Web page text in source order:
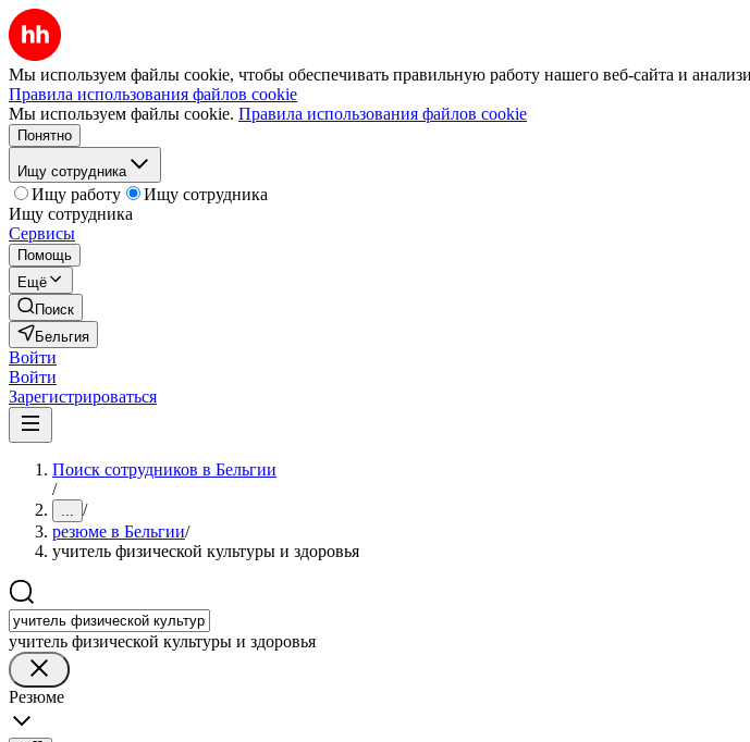
Мы используем файлы cookie, чтобы обеспечивать правильную работу нашего веб-сайта и
Правила использования файлов cookie
Мы используем файлы cookie. Правила использования файлов cookie
Понятно
Ищу сотрудника
Ищу работу
Ищу сотрудника
Ищу сотрудника
Сервисы
Помощь
Ещё
Поиск
Бельгия
Войти
Войти
Зарегистрироваться
Поиск сотрудников в Бельгии
/
... /
резюме в Бельгии/
учитель физической культуры и здоровья
учитель физической культуры и здоровья
Резюме